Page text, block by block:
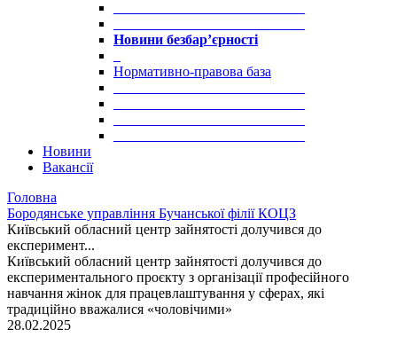
Новини безбар’єрності
Нормативно-правова база
Новини
Вакансії
Головна
Бородянське управління Бучанської філії КОЦЗ
Київський обласний центр зайнятості долучився до
експеримент...
Київський обласний центр зайнятості долучився до
експериментального проєкту з організації професійного
навчання жінок для працевлаштування у сферах, які
традиційно вважалися «чоловічими»
28.02.2025